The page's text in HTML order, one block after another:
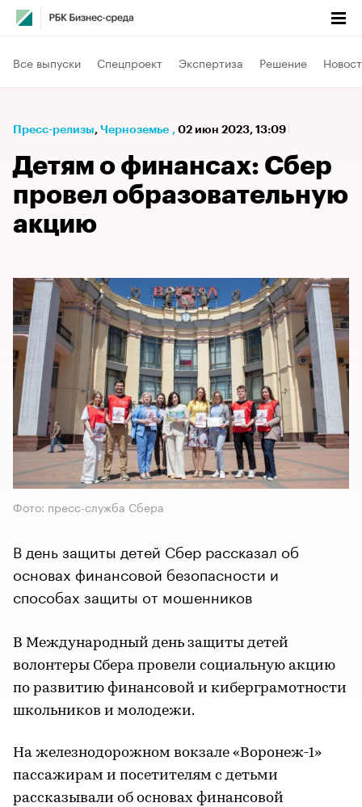
Все выпуски Спецпроект Экспертиза Решение
Пресс-релизы⁠, Черноземье , 02 июн 2023, 13:09
Детям о финансах: Сбер
провел образовательную
акцию
Фото: пресс-служба Сбера
В день защиты детей Сбер рассказал об
основах финансовой безопасности и
способах защиты от мошенников
В Международный день защиты детей
волонтеры Сбера провели социальную акцию
по развитию финансовой и киберграмотности
школьников и молодежи.
На железнодорожном вокзале «Воронеж-1»
пассажирам и посетителям с детьми
рассказывали об основах финансовой